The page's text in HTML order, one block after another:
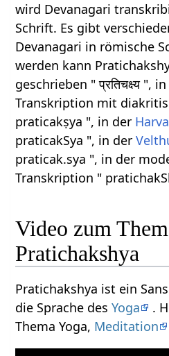
wird Devanagari
Schrift. Es gibt
Devanagari in römische
werden kann
geschrieben " प्रतिचक्ष्य ",
Transkription mit
praticakṣya ", in der
praticakSya ", in der
praticak.sya ", in der
Transkription "
Video zum
Pratichakshya
Pratichakshya ist ein
die Sprache desYoga
.
Thema Yoga, Meditation